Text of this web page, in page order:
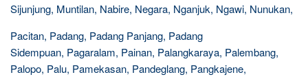
Sijunjung, Muntilan, Nabire, Negara, Nganjuk, Ngawi, Nunukan,
Pacitan, Padang, Padang Panjang, Padang
Sidempuan, Pagaralam, Painan, Palangkaraya, Palembang,
Palopo, Palu, Pamekasan, Pandeglang, Pangkajene,